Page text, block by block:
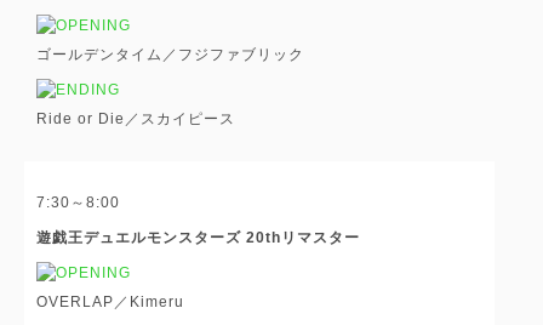
ゴールデンタイム／フジファブリック
Ride or Die／スカイピース
7:30～8:00
遊戯王デュエルモンスターズ 20thリマスター
OVERLAP／Kimeru